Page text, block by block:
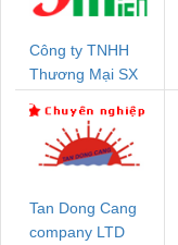
Công ty TNHH
Thương Mại SX
Tan Dong Cang
company LTD